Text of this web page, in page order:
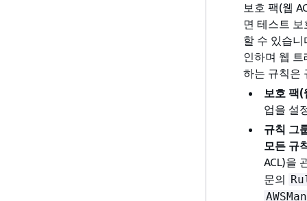
보호 팩(웹
면 테스트
할 수 있습
인하며 웹
하는 규칙은
보호 팩(
업을 설
규칙 그
모든 규
ACL)을
문의